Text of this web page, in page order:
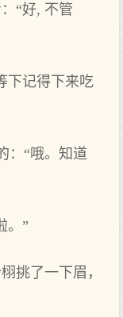
“好, 不管
下‌记得‌下‌来吃
：“哦。知道
。”
挑了一下‌眉，